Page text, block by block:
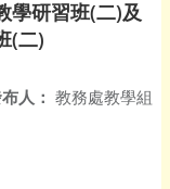
學研習班(二)及
(二)
人： 教務處教學組